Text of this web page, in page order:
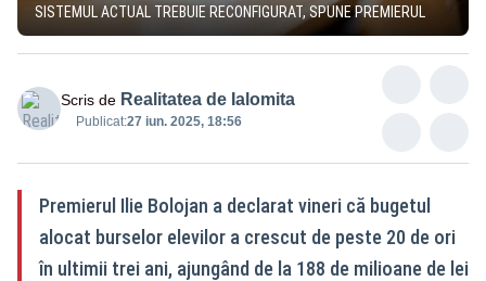
SISTEMUL ACTUAL TREBUIE RECONFIGURAT, SPUNE PREMIERUL
Scris de Realitatea de Ialomita
Publicat:27 iun. 2025, 18:56
Premierul Ilie Bolojan a declarat vineri că bugetul
alocat burselor elevilor a crescut de peste 20 de ori
în ultimii trei ani, ajungând de la 188 de milioane de lei